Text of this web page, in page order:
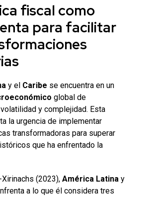
fiscal como
para facilitar
y el Caribe se encuentra en un
global de
y complejidad. Esta
la urgencia de implementar
transformadoras para superar
que ha enfrentado la
(2023), América Latina y
a lo que él considera tres